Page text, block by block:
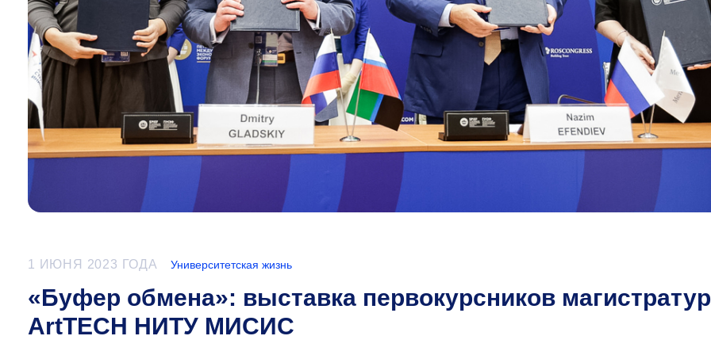
1 ИЮНЯ 2023 ГОДА Университетская жизнь
«Буфер обмена»: выставка первокурсников
ArtTECH НИТУ МИСИС